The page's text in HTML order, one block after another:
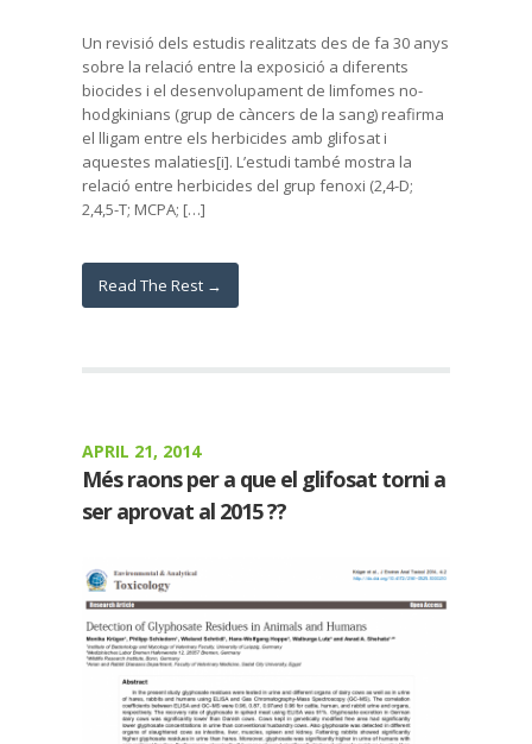
Un revisió dels estudis realitzats des de fa 30 anys
sobre la relació entre la exposició a diferents
biocides i el desenvolupament de limfomes no-
hodgkinians (grup de càncers de la sang) reafirma
el lligam entre els herbicides amb glifosat i
aquestes malaties[i]. L’estudi també mostra la
relació entre herbicides del grup fenoxi (2,4-D;
2,4,5-T; MCPA; […]
Read The Rest →
APRIL 21, 2014
Més raons per a que el glifosat torni a
ser aprovat al 2015 ??